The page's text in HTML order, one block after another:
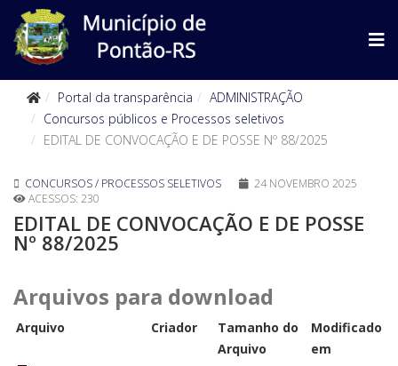
Portal da transparência
ADMINISTRAÇÃO
Concursos públicos e Processos seletivos
EDITAL DE CONVOCAÇÃO E DE POSSE Nº 88/2025
CONCURSOS / PROCESSOS SELETIVOS
24 NOVEMBRO 2025
ACESSOS: 230
EDITAL DE CONVOCAÇÃO E DE POSSE
Nº 88/2025
Arquivos para download
Arquivo Criador
Tamanho do
Arquivo
Modificado
em